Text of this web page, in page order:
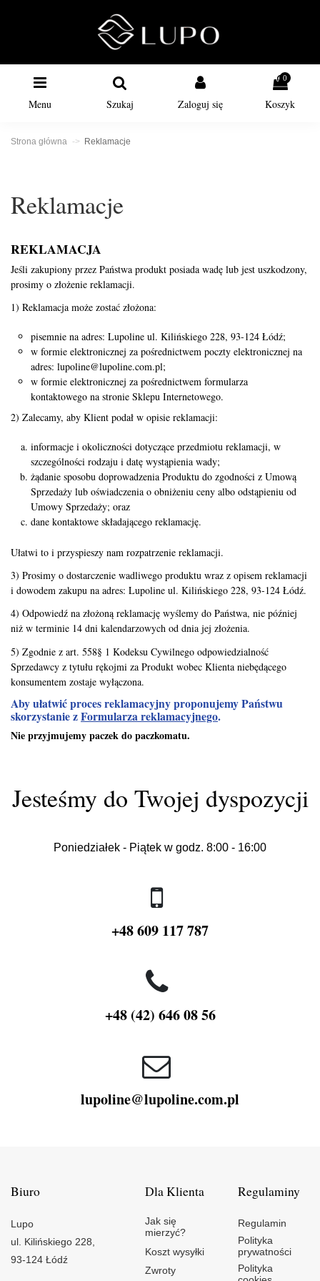
Menu Szukaj Zaloguj się
0
Koszyk
Strona główna Reklamacje
Reklamacje
REKLAMACJA
Jeśli zakupiony przez Państwa produkt posiada wadę lub jest uszkodzony,
prosimy o złożenie reklamacji.
1) Reklamacja może zostać złożona:
pisemnie na adres: Lupoline ul. Kilińskiego 228, 93-124 Łódź;
w formie elektronicznej za pośrednictwem poczty elektronicznej na
adres: lupoline@lupoline.com.pl;
w formie elektronicznej za pośrednictwem formularza
kontaktowego na stronie Sklepu Internetowego.
2) Zalecamy, aby Klient podał w opisie reklamacji:
informacje i okoliczności dotyczące przedmiotu reklamacji, w
szczególności rodzaju i datę wystąpienia wady;
żądanie sposobu doprowadzenia Produktu do zgodności z Umową
Sprzedaży lub oświadczenia o obniżeniu ceny albo odstąpieniu od
Umowy Sprzedaży; oraz
dane kontaktowe składającego reklamację.
Ułatwi to i przyspieszy nam rozpatrzenie reklamacji.
3) Prosimy o dostarczenie wadliwego produktu wraz z opisem reklamacji
i dowodem zakupu na adres: Lupoline ul. Kilińskiego 228, 93-124 Łódź.
4) Odpowiedź na złożoną reklamację wyślemy do Państwa, nie później
niż w terminie 14 dni kalendarzowych od dnia jej złożenia.
5) Zgodnie z art. 558§ 1 Kodeksu Cywilnego odpowiedzialność
Sprzedawcy z tytułu rękojmi za Produkt wobec Klienta niebędącego
konsumentem zostaje wyłączona.
Aby ułatwić proces reklamacyjny proponujemy Państwu
skorzystanie zFormularza reklamacyjnego.
Nie przyjmujemy paczek do paczkomatu.
Jesteśmy do Twojej dyspozycji
Poniedziałek - Piątek w godz. 8:00 - 16:00
+48 609 117 787
+48 (42) 646 08 56
lupoline@lupoline.com.pl
Biuro
Lupo
ul. Kilińskiego 228,
93-124 Łódź
Dla Klienta
Jak się
mierzyć?
Koszt wysyłki
Zwroty
Regulaminy
Regulamin
Polityka
prywatności
Polityka